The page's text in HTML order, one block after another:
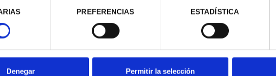
PREFERENCIAS ESTADÍSTICA
Denegar Permitir la selección